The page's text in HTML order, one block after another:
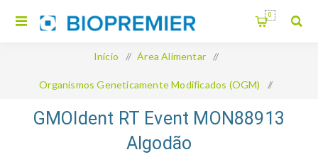
0
Início / Área Alimentar /
Organismos Geneticamente Modificados (OGM) /
GMOIdent RT Event MON88913 Algodão
GMOIdent RT Event MON88913
Algodão